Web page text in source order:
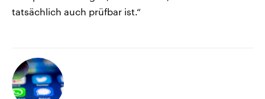
tatsächlich auch prüfbar ist.“